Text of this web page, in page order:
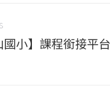
國小】課程銜接平